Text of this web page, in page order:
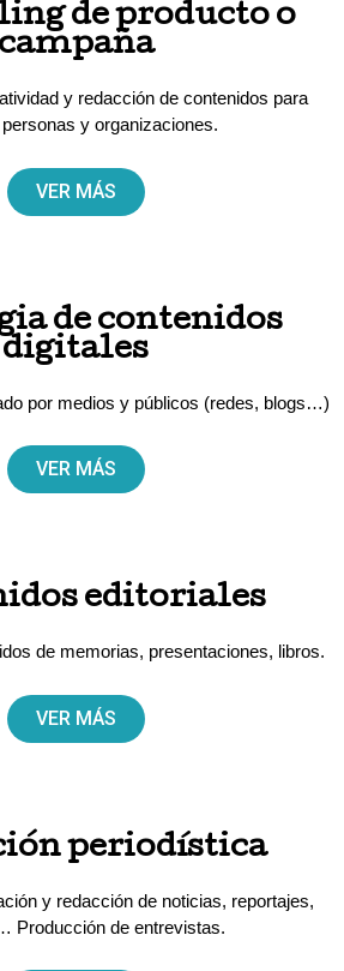
de producto o
campaña
y redacción de contenidos para
y organizaciones.
VER MÁS
de contenidos
digitales
por medios y públicos (redes, blogs…)
VER MÁS
editoriales
de memorias, presentaciones, libros.
VER MÁS
periodística
y redacción de noticias, reportajes,
Producción de entrevistas.